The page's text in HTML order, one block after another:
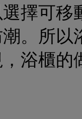
擇可移
。所
浴櫃的